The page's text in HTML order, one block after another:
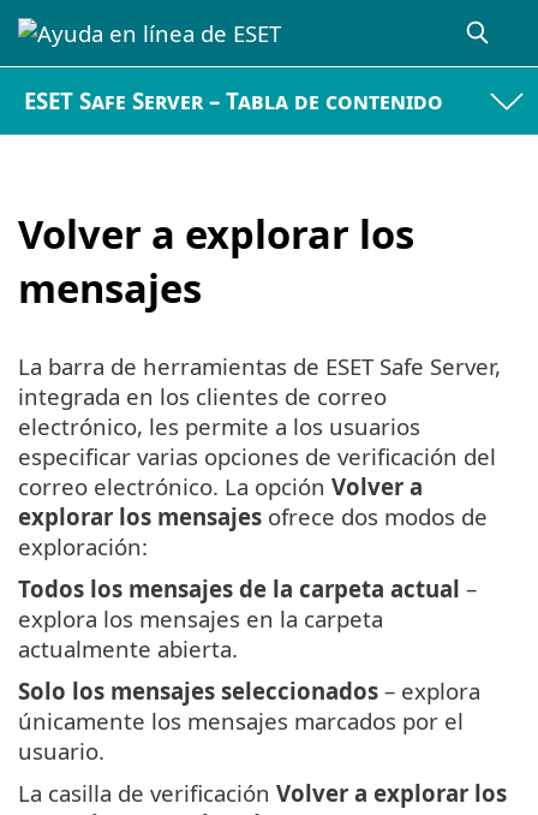
ESET Safe Server – Tabla de contenido
Volver a explorar los
mensajes
La barra de herramientas de ESET Safe Server,
integrada en los clientes de correo
electrónico, les permite a los usuarios
especificar varias opciones de verificación del
correo electrónico. La opción Volver a
explorar los mensajes ofrece dos modos de
exploración:
Todos los mensajes de la carpeta actual –
explora los mensajes en la carpeta
actualmente abierta.
Solo los mensajes seleccionados – explora
únicamente los mensajes marcados por el
usuario.
La casilla de verificación Volver a explorar los